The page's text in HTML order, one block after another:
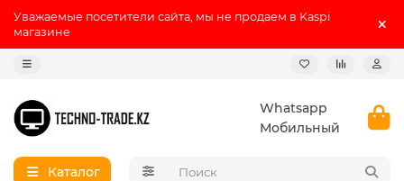
Уважаемые посетители сайта, мы не продаем в Kaspi
магазине
Whatsapp
Мобильный
Каталог